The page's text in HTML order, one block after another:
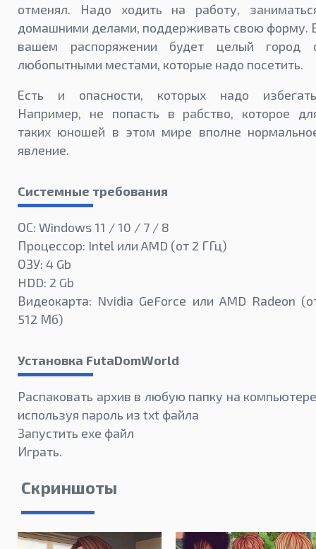
отменял. Надо ходить на работу,
домашними делами, поддерживать свою форму.
вашем распоряжении будет целый город
любопытными местами, которые надо посетить.
Есть и опасности, которых надо
Например, не попасть в рабство, которое
таких юношей в этом мире вполне
явление.
Системные требования
ОС: Windows 11 / 10 / 7 / 8
Процессор: Intel или AMD (от 2 ГГц)
ОЗУ: 4 Gb
HDD: 2 Gb
Видеокарта: Nvidia GeForce или AMD Radeon
512 Мб)
Установка FutaDomWorld
Распаковать архив в любую папку на
используя пароль из txt файла
Запустить exe файл
Играть.
Скриншоты